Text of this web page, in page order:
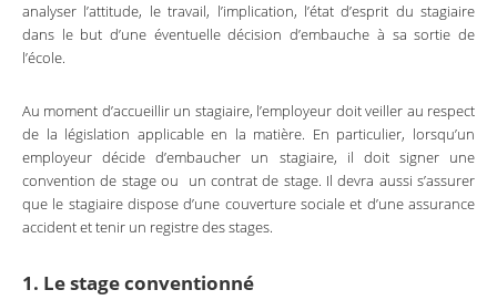
analyser l’attitude, le travail, l’implication, l’état d’esprit du stagiaire
dans le but d’une éventuelle décision d’embauche à sa sortie de
l’école.
Au moment d’accueillir un stagiaire, l’employeur doit veiller au respect
de la législation applicable en la matière. En particulier, lorsqu’un
employeur décide d’embaucher un stagiaire, il doit signer une
convention de stage ou un contrat de stage. Il devra aussi s’assurer
que le stagiaire dispose d’une couverture sociale et d’une assurance
accident et tenir un registre des stages.
1. Le stage conventionné